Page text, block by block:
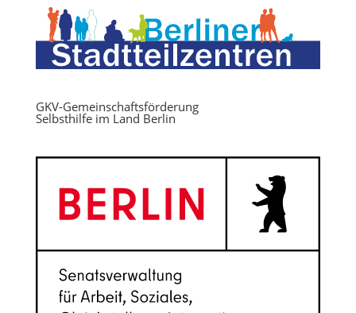
GKV-Gemeinschaftsförderung
Selbsthilfe im Land Berlin